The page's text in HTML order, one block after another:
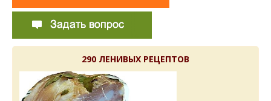
290 ЛЕНИВЫХ РЕЦЕПТОВ